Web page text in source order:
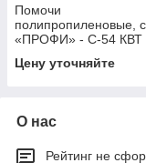
Помочи
полипропиленовые,
«ПРОФИ» - С-54 КВТ
Цену уточняйте
О нас
Рейтинг не